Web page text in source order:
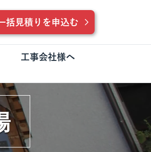
括見積りを申込む
工事会社様へ